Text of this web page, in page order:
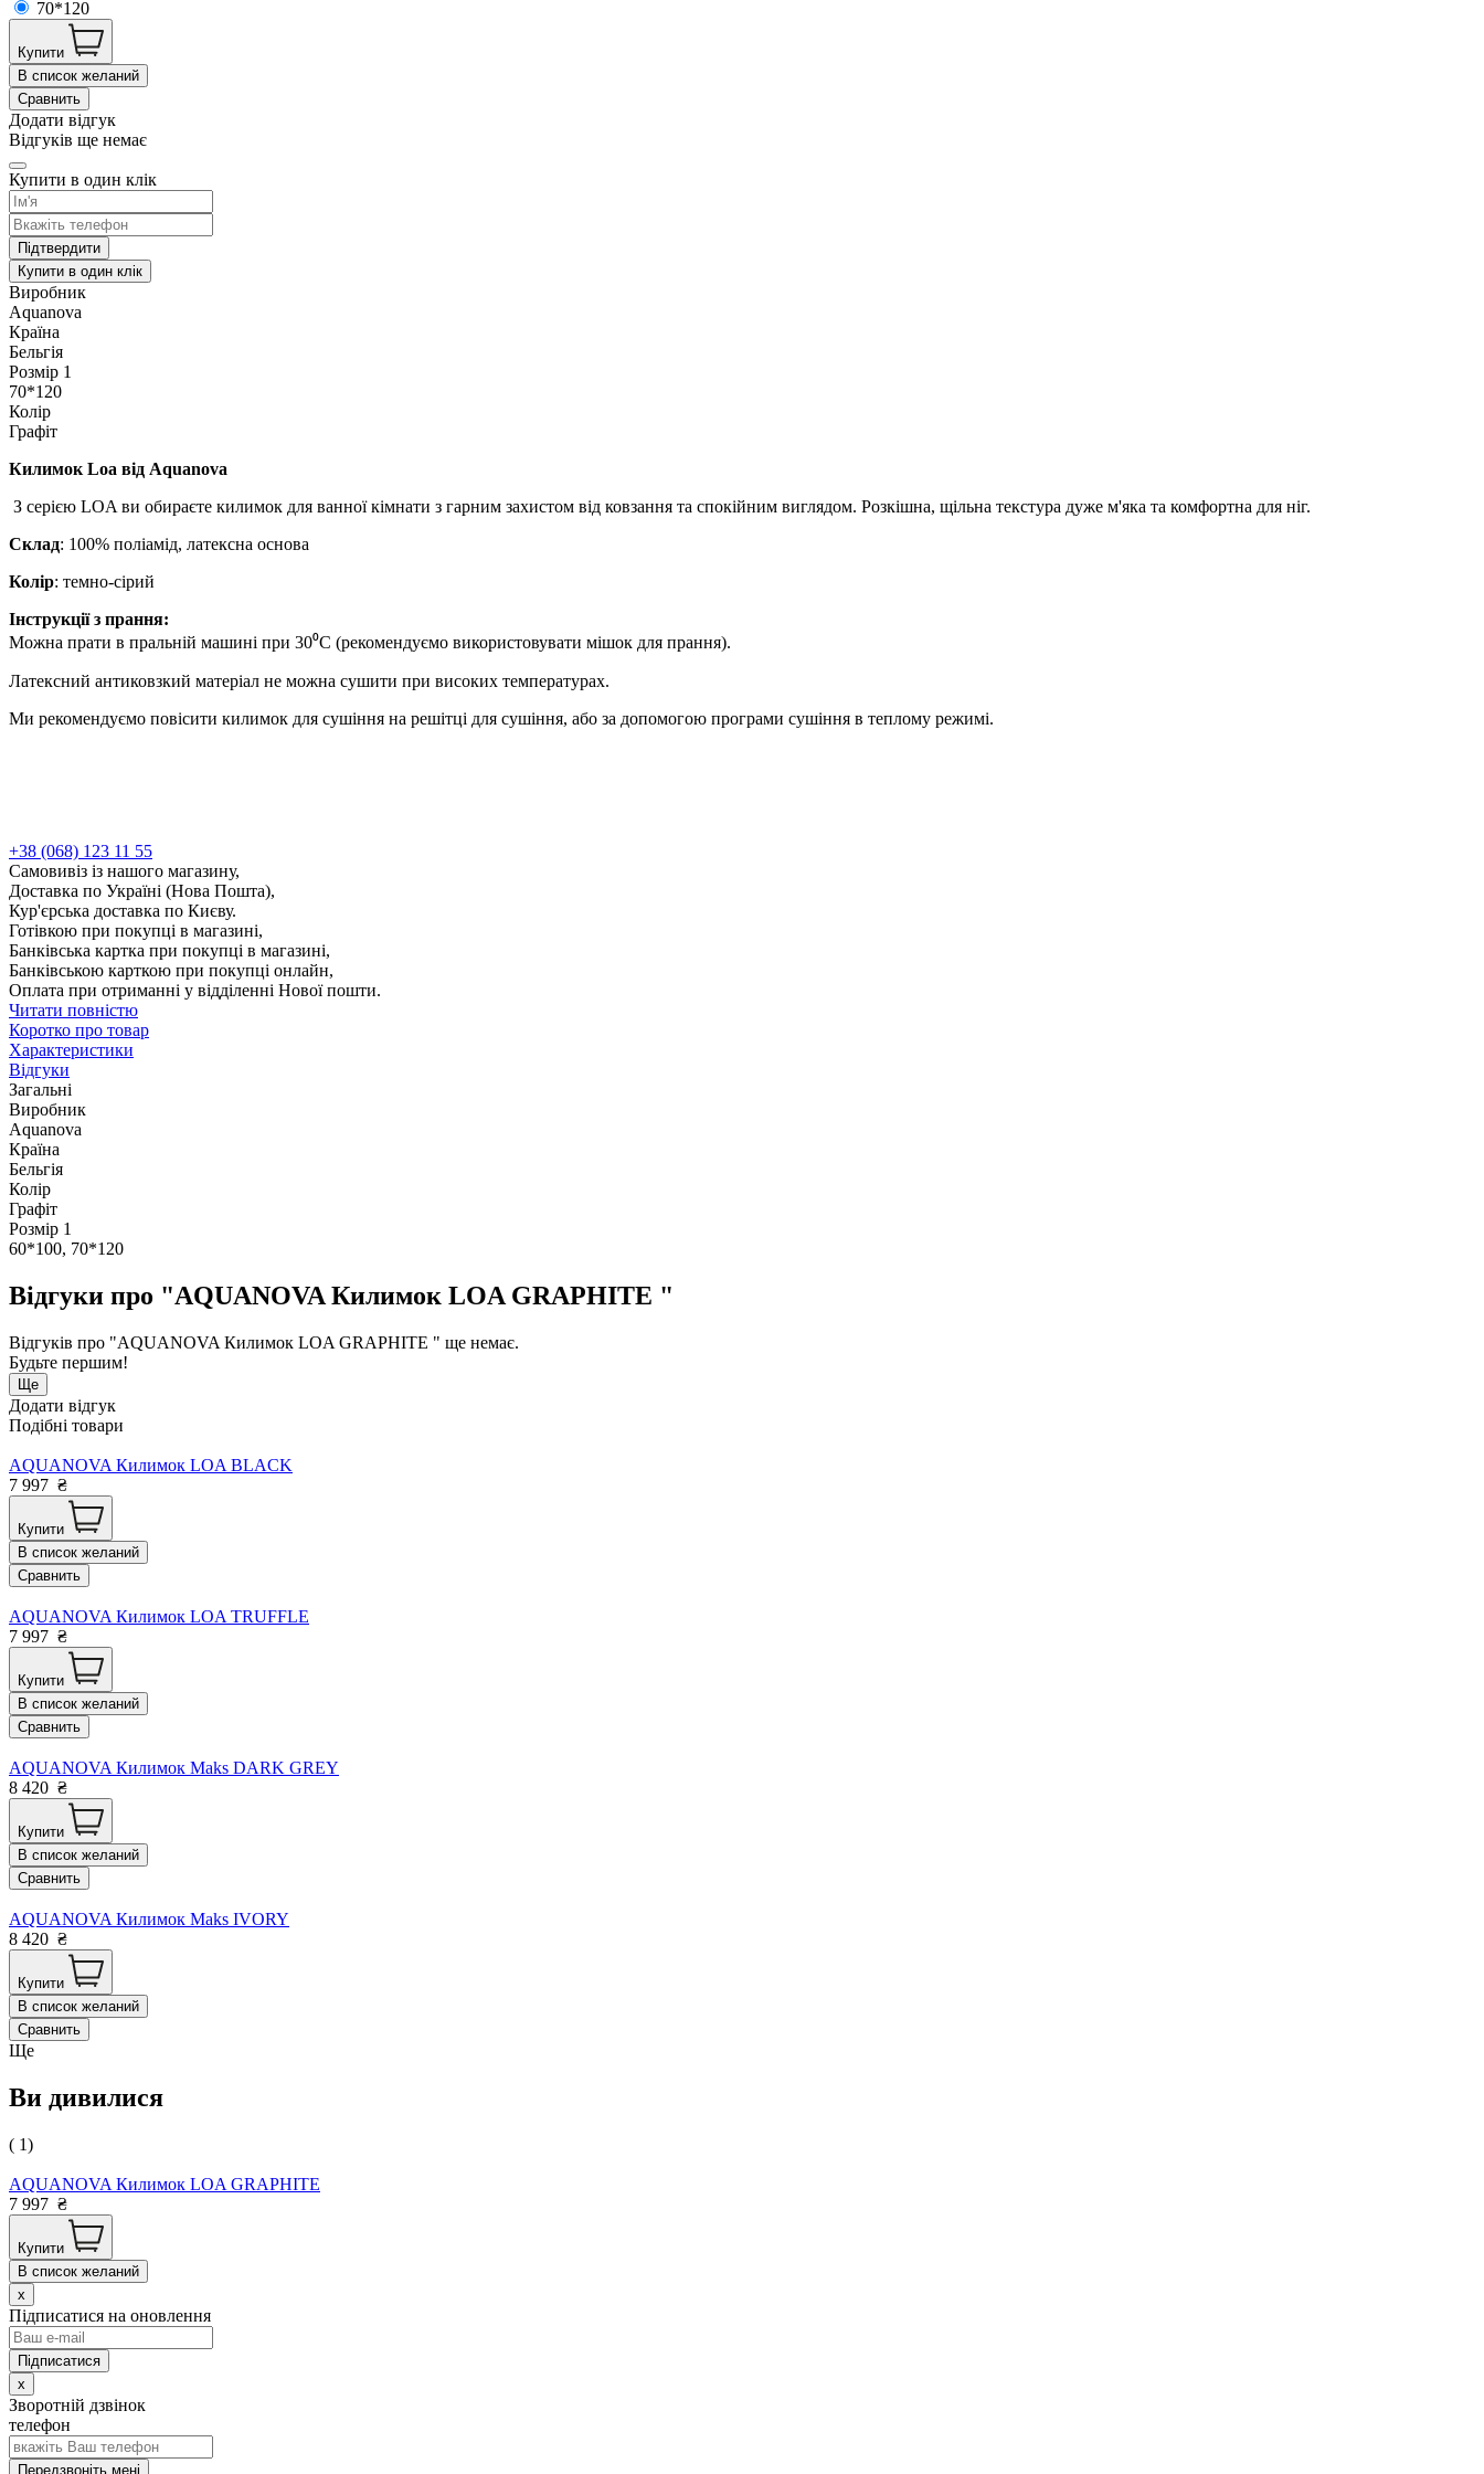
70*120
Купити
В список желаний
Сравнить
Додати відгук
Відгуків ще немає
Купити в один клік
Підтвердити
Купити в один клік
Виробник
Aquanova
Країна
Бельгія
Розмір 1
70*120
Колір
Графіт
Килимок Loa від Aquanova
З серією LOA ви обираєте килимок для ванної кімнати з гарним захистом від ковзання та спокійним виглядом. Розкішна, щільна текстура дуже м'яка та комфортна для ніг.
Склад: 100% поліамід, латексна основа
Колір: темно-сірий
Інструкції з прання:
Можна прати в пральній машині при 30⁰С (рекомендуємо використовувати мішок для прання).
Латексний антиковзкий матеріал не можна сушити при високих температурах.
Ми рекомендуємо повісити килимок для сушіння на решітці для сушіння, або за допомогою програми сушіння в теплому режимі.
+38 (068) 123 11 55
Самовивіз із нашого магазину,
Доставка по Україні (Нова Пошта),
Кур'єрська доставка по Києву.
Готівкою при покупці в магазині,
Банківська картка при покупці в магазині,
Банківською карткою при покупці онлайн,
Оплата при отриманні у відділенні Нової пошти.
Читати повністю
Коротко про товар
Характеристики
Відгуки
Загальні
Виробник
Aquanova
Країна
Бельгія
Колір
Графіт
Розмір 1
60*100, 70*120
Відгуки про "AQUANOVA Килимок LOA GRAPHITE "
Відгуків про "AQUANOVA Килимок LOA GRAPHITE " ще немає.
Будьте першим!
Ще
Додати відгук
Подібні товари
AQUANOVA Килимок LOA BLACK
7 997 ₴
Купити
В список желаний
Сравнить
AQUANOVA Килимок LOA TRUFFLE
7 997 ₴
Купити
В список желаний
Сравнить
AQUANOVA Килимок Maks DARK GREY
8 420 ₴
Купити
В список желаний
Сравнить
AQUANOVA Килимок Maks IVORY
8 420 ₴
Купити
В список желаний
Сравнить
Ще
Ви дивилися
( 1)
AQUANOVA Килимок LOA GRAPHITE
7 997 ₴
Купити
В список желаний
x
Підписатися на оновлення
x
Зворотній дзвінок
телефон
Передзвоніть мені